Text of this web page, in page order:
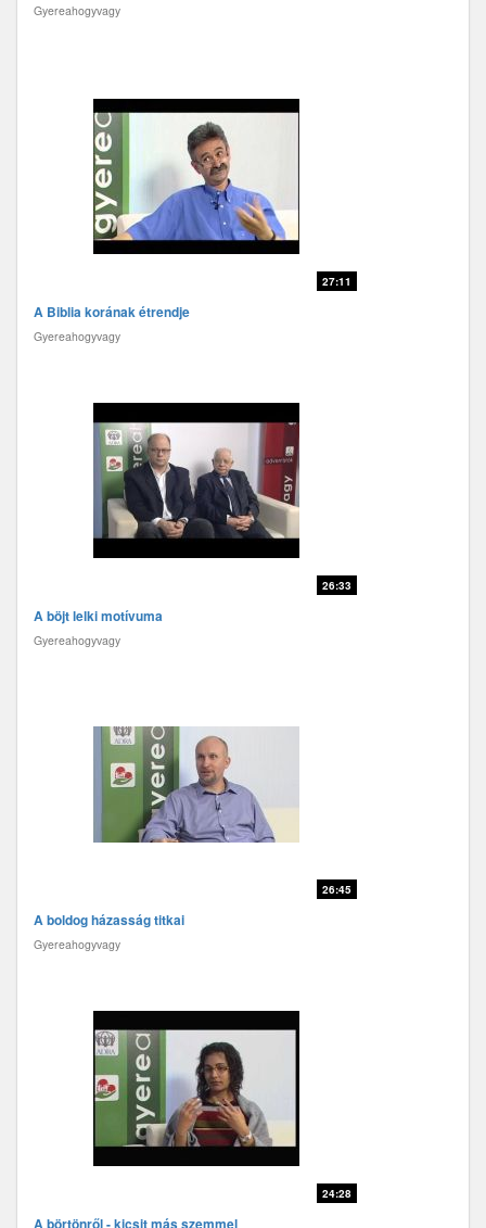
Gyereahogyvagy
27:11
A Biblia korának étrendje
Gyereahogyvagy
26:33
A böjt lelki motívuma
Gyereahogyvagy
26:45
A boldog házasság titkai
Gyereahogyvagy
24:28
A börtönről - kicsit más szemmel